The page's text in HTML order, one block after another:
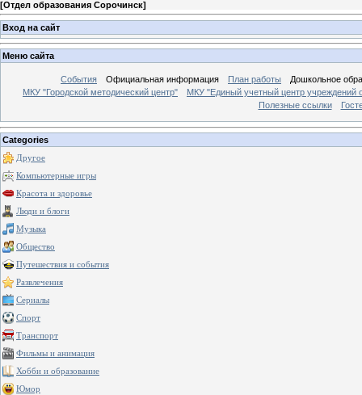
[Отдел образования Сорочинск]
Вход на сайт
Меню сайта
События Официальная информация План работы
Дошкольное
МКУ "Городской методический центр"
МКУ "Единый учетный центр учреждений
Полезные ссылки
Categories
Другое
Компьютерные игры
Красота и здоровье
Люди и блоги
Музыка
Общество
Путешествия и события
Развлечения
Сериалы
Спорт
Транспорт
Фильмы и анимация
Хобби и образование
Юмор